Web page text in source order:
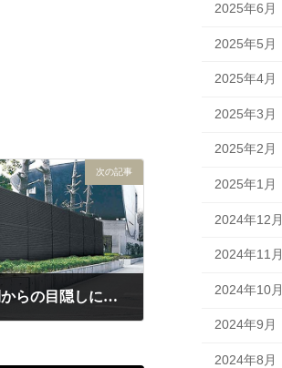
次の記事
隣家との仕切り・道路側からの目隠しについて
2025年6月
2025年5月
2025年4月
2025年3月
2025年2月
2025年1月
2024年12月
2024年11月
2024年10月
2024年9月
2024年8月